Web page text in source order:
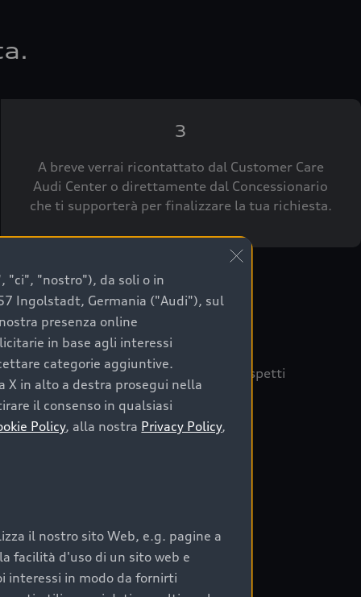
3
A breve verrai ricontattato dal Customer Care
Audi Center o direttamente dal Concessionario
che ti supporterà per finalizzare la tua richiesta.
sicuro, è essenziale considerare aspetti
Prima Scelta :plus
nel tempo;
"ci", "nostro"), da soli o in
Ingolstadt, Germania ("Audi"), sul
presenza online
in base agli interessi
categorie aggiuntive.
in alto a destra prosegui nella
il consenso in qualsiasi
Policy, alla nostra Privacy Policy,
il nostro sito Web, e.g. pagine a
facilità d'uso di un sito web e
interessi in modo da fornirti